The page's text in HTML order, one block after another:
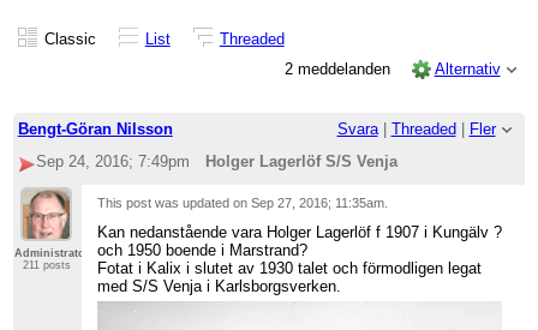
Classic List
Threaded
2 meddelanden
Alternativ
Bengt-Göran Nilsson Svara| Threaded
Fler
Sep 24, 2016; 7:49pm
Holger Lagerlöf S/S Venja
Administrator
211 posts
This post was updated onSep 27, 2016; 11:35am
Kan nedanstående vara Holger Lagerlöf f 1907 i Kungälv ?
och 1950 boende i Marstrand?
Fotat i Kalix i slutet av 1930 talet och förmodligen legat
med S/S Venja i Karlsborgsverken.